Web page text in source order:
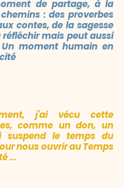
de partage, à la
: des proverbes
contes, de la sagesse
mais peut aussi
moment humain en
j'ai vécu cette
comme un don, un
suspend le temps du
nous ouvrir au Temps
...